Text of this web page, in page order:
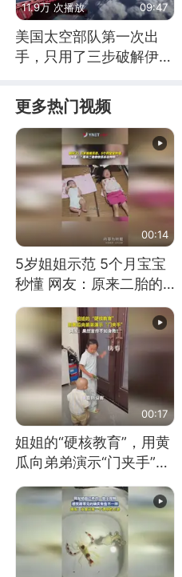
11.9万 次播放 09:47
美国太空部队第一次出
手，只用了三步破解伊朗
更多热门视频
00:14
5岁姐姐示范 5个月宝宝
秒懂 网友：原来二胎的
快乐长这样
00:17
姐姐的“硬核教育”，用黄
瓜向弟弟演示“门夹手”，
网友：果然言传不如身
教！